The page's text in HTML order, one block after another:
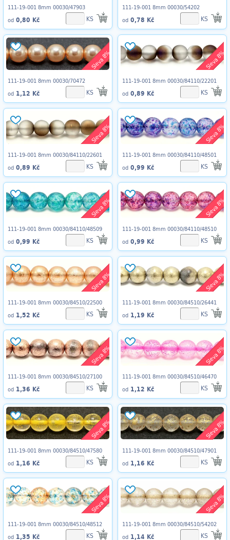
111-19-001 8mm 00030/47903
od 0,80 Kč KS
111-19-001 8mm 00030/54202
od 0,78 Kč KS
Sleva 8%
111-19-001 8mm 00030/70472
od 1,12 Kč KS
Sleva 8%
111-19-001 8mm 00030/84110/22201
od 0,89 Kč KS
Sleva 8%
111-19-001 8mm 00030/84110/22601
od 0,89 Kč KS
Sleva 8%
111-19-001 8mm 00030/84110/48501
od 0,99 Kč KS
Sleva 8%
111-19-001 8mm 00030/84110/48509
od 0,99 Kč KS
Sleva 8%
111-19-001 8mm 00030/84110/48510
od 0,99 Kč KS
Sleva 8%
111-19-001 8mm 00030/84510/22500
od 1,52 Kč KS
Sleva 8%
111-19-001 8mm 00030/84510/26441
od 1,19 Kč KS
Sleva 8%
111-19-001 8mm 00030/84510/27100
od 1,36 Kč KS
Sleva 8%
111-19-001 8mm 00030/84510/46470
od 1,12 Kč KS
Sleva 8%
111-19-001 8mm 00030/84510/47580
od 1,16 Kč KS
Sleva 8%
111-19-001 8mm 00030/84510/47901
od 1,16 Kč KS
Sleva 8%
111-19-001 8mm 00030/84510/48512
od 1,35 Kč KS
Sleva 8%
111-19-001 8mm 00030/84510/54202
od 1,14 Kč KS